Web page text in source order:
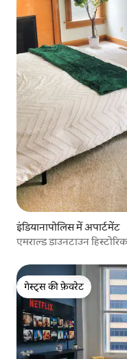
इंडियानापोलिस में अपार्टमेंट
एमराल्ड डाउनटाउन
गेस्ट्स की फ़ेवरेट
गेस्ट्स की फ़ेवरेट